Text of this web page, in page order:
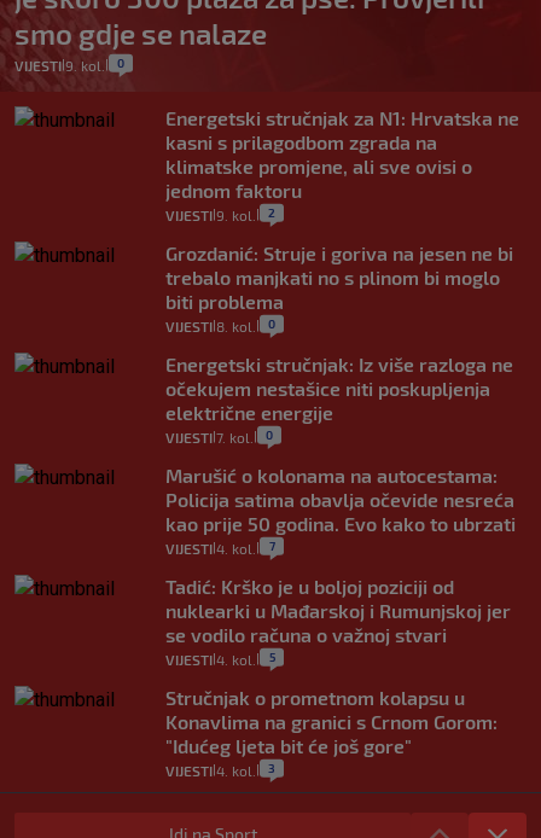
smo gdje se nalaze
VIJESTI|9. kol. 0
Energetski stručnjak za N1: Hrvatska ne
kasni s prilagodbom zgrada na
klimatske promjene, ali sve ovisi o
jednom faktoru
VIJESTI 9. kol. 2
Grozdanić: Struje i goriva na jesen ne bi
trebalo manjkati no s plinom bi moglo
biti problema
VIJESTI 8. kol. 0
Energetski stručnjak: Iz više razloga ne
očekujem nestašice niti poskupljenja
električne energije
VIJESTI 7. kol. 0
Marušić o kolonama na autocestama:
Policija satima obavlja očevide nesreća
kao prije 50 godina. Evo kako to ubrzati
VIJESTI 4. kol. 7
Tadić: Krško je u boljoj poziciji od
nuklearki u Mađarskoj i Rumunjskoj jer
se vodilo računa o važnoj stvari
VIJESTI 4. kol. 5
Stručnjak o prometnom kolapsu u
Konavlima na granici s Crnom Gorom:
"Idućeg ljeta bit će još gore"
VIJESTI 4. kol. 3
Iz Hrvatske u Italiju može se i preko
mora. Provjerili smo brodske linije i